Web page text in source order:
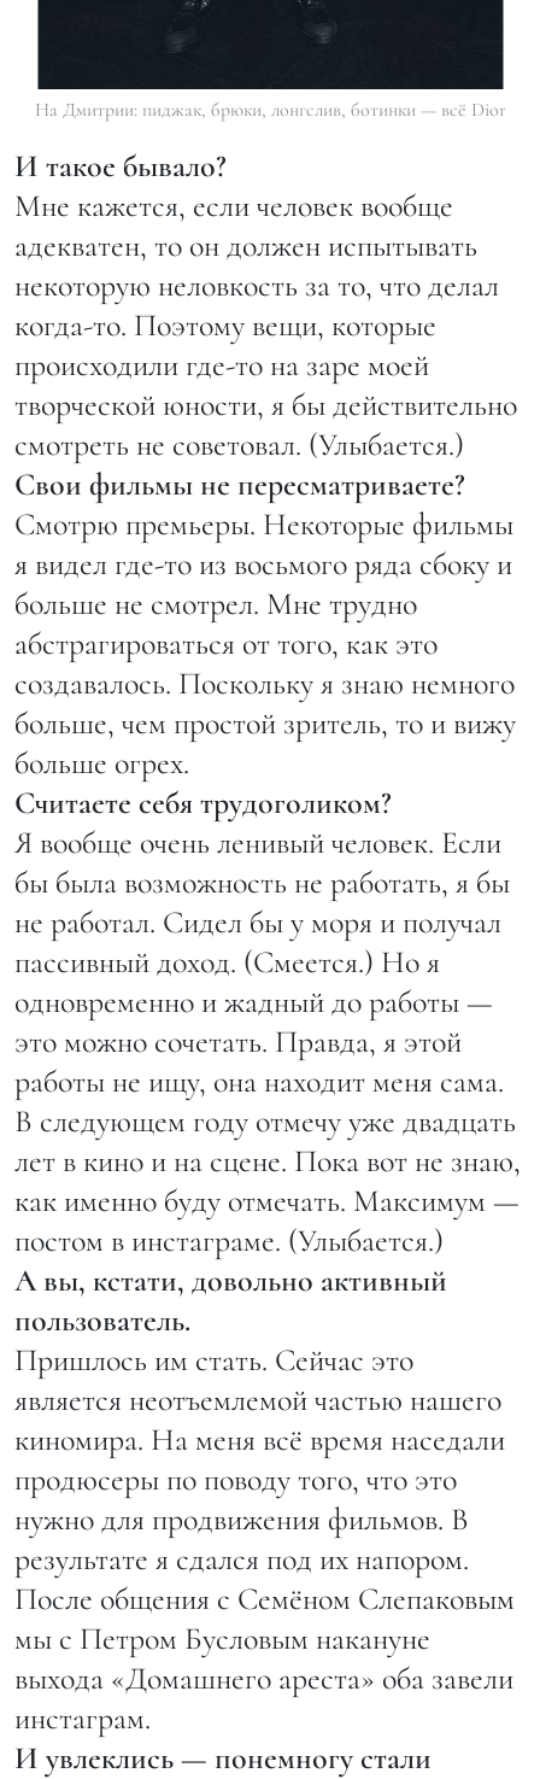
На Дмитрии: пиджак, брюки, лонгслив, ботинки — всё Dior
И такое бывало?
Мне кажется, если человек вообще
адекватен, то он должен испытывать
некоторую неловкость за то, что делал
когда-то. Поэтому вещи, которые
происходили где-то на заре моей
творческой юности, я бы действительно
смотреть не советовал. (Улыбается.)
Свои фильмы не пересматриваете?
Смотрю премьеры. Некоторые фильмы
я видел где-то из восьмого ряда сбоку и
больше не смотрел. Мне трудно
абстрагироваться от того, как это
создавалось. Поскольку я знаю немного
больше, чем простой зритель, то и вижу
больше огрех.
Считаете себя трудоголиком?
Я вообще очень ленивый человек. Если
бы была возможность не работать, я бы
не работал. Сидел бы у моря и получал
пассивный доход. (Смеется.) Но я
одновременно и жадный до работы —
это можно сочетать. Правда, я этой
работы не ищу, она находит меня сама.
В следующем году отмечу уже двадцать
лет в кино и на сцене. Пока вот не знаю,
как именно буду отмечать. Максимум —
постом в инстаграме. (Улыбается.)
А вы, кстати, довольно активный
пользователь.
Пришлось им стать. Сейчас это
является неотъемлемой частью нашего
киномира. На меня всё время наседали
продюсеры по поводу того, что это
нужно для продвижения фильмов. В
результате я сдался под их напором.
После общения с Семёном Слепаковым
мы с Петром Бусловым накануне
выхода «Домашнего ареста» оба завели
инстаграм.
И увлеклись — понемногу стали